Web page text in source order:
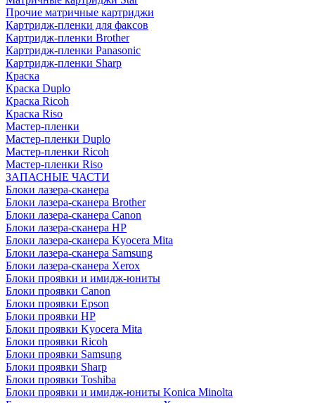
Прочие матричные картриджи
Картридж-пленки для факсов
Картридж-пленки Brother
Картридж-пленки Panasonic
Картридж-пленки Sharp
Краска
Краска Duplo
Краска Ricoh
Краска Riso
Мастер-пленки
Мастер-пленки Duplo
Мастер-пленки Ricoh
Мастер-пленки Riso
ЗАПАСНЫЕ ЧАСТИ
Блоки лазера-сканера
Блоки лазера-сканера Brother
Блоки лазера-сканера Canon
Блоки лазера-сканера HP
Блоки лазера-сканера Kyocera Mita
Блоки лазера-сканера Samsung
Блоки лазера-сканера Xerox
Блоки проявки и имидж-юниты
Блоки проявки Canon
Блоки проявки Epson
Блоки проявки HP
Блоки проявки Kyocera Mita
Блоки проявки Ricoh
Блоки проявки Samsung
Блоки проявки Sharp
Блоки проявки Toshiba
Блоки проявки и имидж-юниты Konica Minolta